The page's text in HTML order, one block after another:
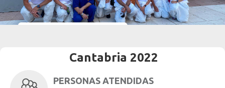
Personas atendidas con Acceder
Cantabria 2022
PERSONAS ATENDIDAS